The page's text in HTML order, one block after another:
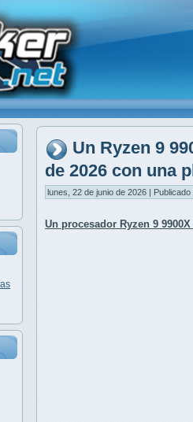
Un Ryzen 9
de 2026 con una
lunes, 22 de junio de 2026 |
Un procesador Ryzen 9